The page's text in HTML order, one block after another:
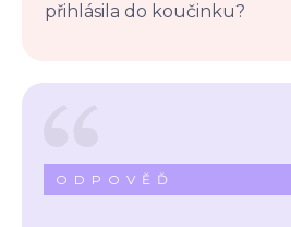
přihlásila do koučinku?
ODPOVĚĎ